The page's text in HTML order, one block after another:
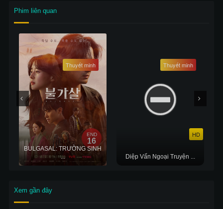
Phim liên quan
END
16
Thuyết minh
BULGASAL: TRƯỜNG SINH
...
HD
Thuyết minh
Diệp Vấn Ngoại Truyện ...
Xem gần đây